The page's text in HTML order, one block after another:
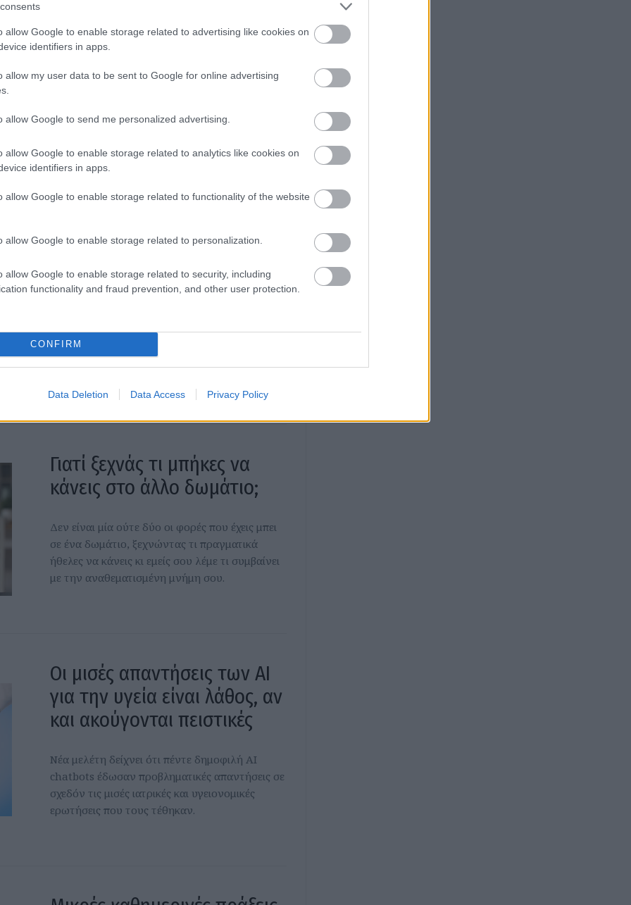
allow Google to enable storage related to advertising like cookies on
identifiers in apps.
allow my user data to be sent to Google for online advertising
allow Google to send me personalized advertising.
allow Google to enable storage related to analytics like cookies on
identifiers in apps.
allow Google to enable storage related to functionality of the website
allow Google to enable storage related to personalization.
allow Google to enable storage related to security, including
functionality and fraud prevention, and other user protection.
CONFIRM
Data Deletion Data Access Privacy Policy
Πώς θα την παλέψεις έξω αν
κόβεις το κάπνισμα
Το δύσκολο δεν είναι να μην καπνίσεις στον
ποτό, όταν όλοι γύρω σου στρίβουν τσιγάρα.
Πώς να διεκδικείς καλύτερα
άλλους
Καρρά «Ελένη, είμαι εγώ χάπατο;» και
προσπάθησε να αφομοιώσεις τις συμβουλές
μας.
Γιατί ξεχνάς τι μπήκες να
κάνεις στο άλλο δωμάτιο;
Δεν είναι μία ούτε δύο οι φορές που έχεις μπει
σε ένα δωμάτιο, ξεχνώντας τι πραγματικά
ήθελες να κάνεις κι εμείς σου λέμε τι συμβαίνει
με την αναθεματισμένη μνήμη σου.
Οι μισές απαντήσεις των AI
για την υγεία είναι λάθος, αν
και ακούγονται πειστικές
Νέα μελέτη δείχνει ότι πέντε δημοφιλή AI
chatbots έδωσαν προβληματικές απαντήσεις σε
σχεδόν τις μισές ιατρικές και υγειονομικές
ερωτήσεις που τους τέθηκαν.